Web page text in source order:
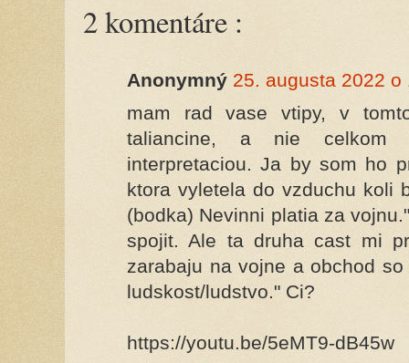
2 komentáre :
Anonymný 25. augusta 2022 o
mam rad vase vtipy, v
taliancine, a nie celkom
interpretaciou. Ja by som ho
ktora vyletela do vzduchu koli
(bodka) Nevinni platia za
spojit. Ale ta druha cast mi
zarabaju na vojne a obchod
ludskost/ludstvo." Ci?
https://youtu.be/5eMT9-dB45w